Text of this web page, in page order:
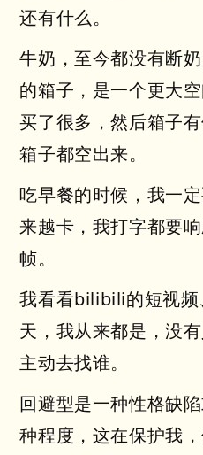
还有什么。
牛奶，至今都没有断
的箱子，是一个更大
买了很多，然后箱子
箱子都空出来。
吃早餐的时候，我一
来越卡，我打字都要
帧。
我看看bilibili的短视频
天，我从来都是，没
主动去找谁。
回避型是一种性格缺
种程度，这在保护我